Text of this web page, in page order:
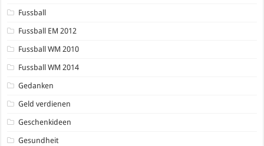
Fussball
Fussball EM 2012
Fussball WM 2010
Fussball WM 2014
Gedanken
Geld verdienen
Geschenkideen
Gesundheit